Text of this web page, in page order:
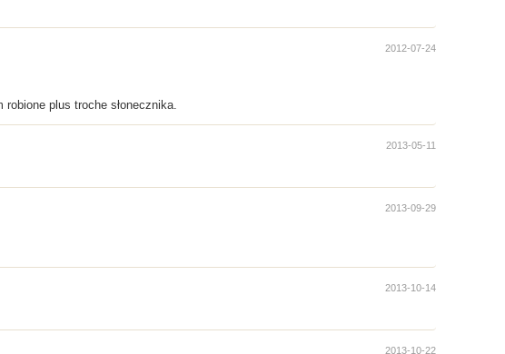
2012-07-24
plus troche słonecznika.
2013-05-11
2013-09-29
2013-10-14
2013-10-22